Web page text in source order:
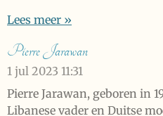
Lees meer »
Pierre Jarawan
1 jul 2023 11:31
Pierre Jarawan, geboren in
Libanese vader en Duitse